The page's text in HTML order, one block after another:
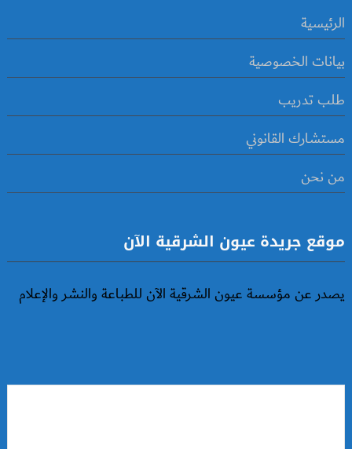
الرئيسية
بيانات الخصوصية
طلب تدريب
مستشارك القانوني
من نحن
موقع جريدة عيون الشرقية الآن
يصدر عن مؤسسة عيون الشرقية الآن للطباعة والنشر والإعلام